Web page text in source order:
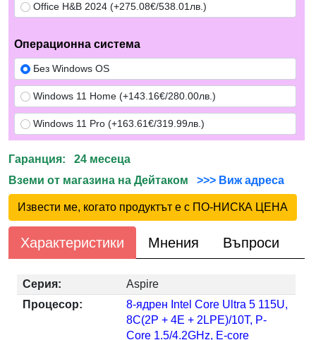
Office H&B 2024 (+275.08€/538.01лв.)
Операционна система
Без Windows OS
Windows 11 Home (+143.16€/280.00лв.)
Windows 11 Pro (+163.61€/319.99лв.)
Гаранция: 24 месеца
Вземи от магазина на Дейтаком
>>> Виж адреса
Извести ме, когато продуктът е с ПО-НИСКА ЦЕНА
Характеристики Мнения Въпроси
Серия:
Aspire
Процесор:
8-ядрен Intel Core Ultra 5 115U,
8C(2P + 4E + 2LPE)/10T, P-
Core 1.5/4.2GHz, E-core